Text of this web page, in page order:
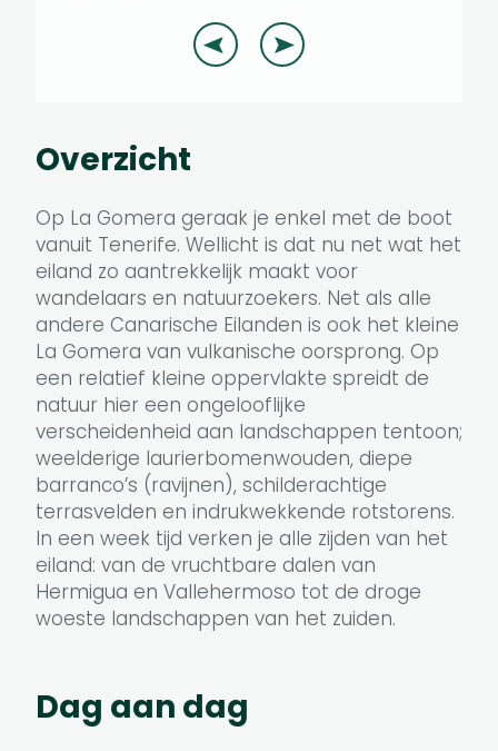
Overzicht
Op La Gomera geraak je enkel met de boot
vanuit Tenerife. Wellicht is dat nu net wat het
eiland zo aantrekkelijk maakt voor
wandelaars en natuurzoekers. Net als alle
andere Canarische Eilanden is ook het kleine
La Gomera van vulkanische oorsprong. Op
een relatief kleine oppervlakte spreidt de
natuur hier een ongelooflijke
verscheidenheid aan landschappen tentoon;
weelderige laurierbomenwouden, diepe
barranco’s (ravijnen), schilderachtige
terrasvelden en indrukwekkende rotstorens.
In een week tijd verken je alle zijden van het
eiland: van de vruchtbare dalen van
Hermigua en Vallehermoso tot de droge
woeste landschappen van het zuiden.
Dag aan dag